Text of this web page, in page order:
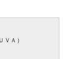
ＶＡ）